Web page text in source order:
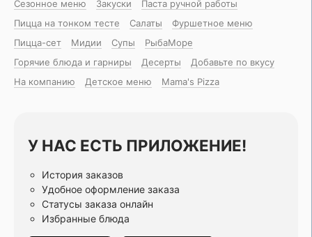
Сезонное меню Закуски
Паста ручной работы
Пицца на тонком тесте
Салаты
Фуршетное меню
Пицца-сет
Мидии Супы
РыбаМоре
Горячие блюда и гарниры
Десерты
Добавьте по вкусу
На компанию
Детское меню Mama's Pizza
У НАС ЕСТЬ ПРИЛОЖЕНИЕ!
История заказов
Удобное оформление заказа
Статусы заказа онлайн
Избранные блюда